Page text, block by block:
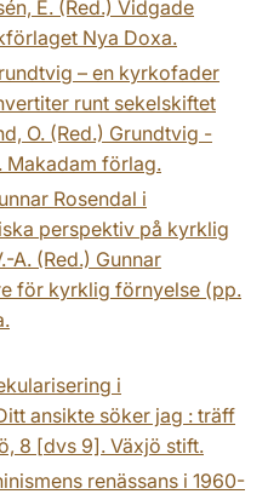
E. (Red.) Vidgade
Nya Doxa.
– en kyrkofader
runt sekelskiftet
O. (Red.) Grundtvig -
Makadam förlag.
Rosendal i
perspektiv på kyrklig
A. (Red.) Gunnar
för kyrklig förnyelse (pp.
i
ansikte söker jag : träff
8 [dvs 9]. Växjö stift.
renässans i 1960-